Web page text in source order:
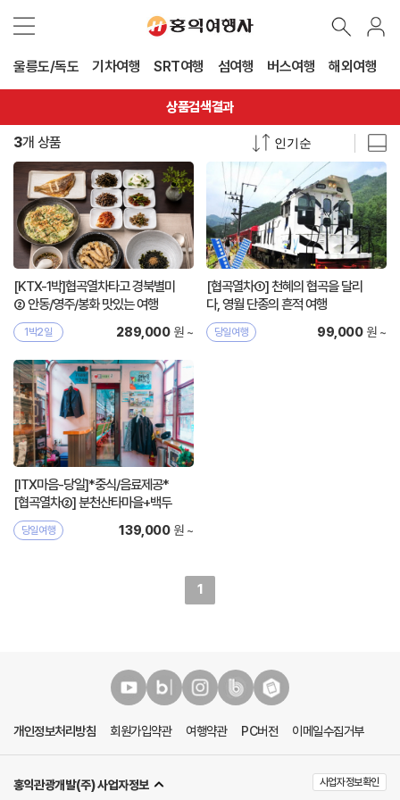
울릉도/독도 기차여행 SRT여행 섬여행 버스여행 해외여행
상품검색결과
3개 상품
[KTX-1박]협곡열차타고 경북별미
② 안동/영주/봉화 맛있는 여행
1박2일 289,000원 ~
[협곡열차①] 천혜의 협곡을 달리
다, 영월 단종의 흔적 여행
당일여행 99,000원 ~
[ITX마음-당일]*중식/음료제공*
[협곡열차②] 분천산타마을+백두
대간수목원
당일여행 139,000원 ~
1
개인정보처리방침 회원가입약관 여행약관 PC버전 이메일수집거부
사업자정보확인
홍익관광개발(주) 사업자정보